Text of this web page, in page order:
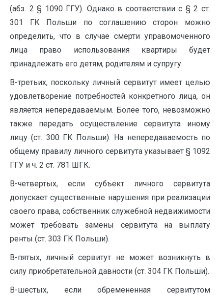
(абз. 2 § 1090 ГГУ). Однако в соответствии с § 2 ст.
301 ГК Польши по соглашению сторон можно
определить, что в случае смерти управомоченного
лица право использования квартиры будет
принадлежать его детям, родителям и супругу.
В-третьих, поскольку личный сервитут имеет целью
удовлетворение потребностей конкретного лица, он
является непередаваемым. Более того, невозможно
также передать осуществление сервитута иному
лицу (ст. 300 ГК Польши). На непередаваемость по
общему правилу личного сервитута указывает § 1092
ГГУ и ч. 2 ст. 781 ШГК.
В-четвертых, если субъект личного сервитута
допускает существенные нарушения при реализации
своего права, собственник служебной недвижимости
может требовать замены сервитута на выплату
ренты (ст. 303 ГК Польши).
В-пятых, личный сервитут не может возникнуть в
силу приобретательной давности (ст. 304 ГК Польши).
В-шестых, если обремененная сервитутом